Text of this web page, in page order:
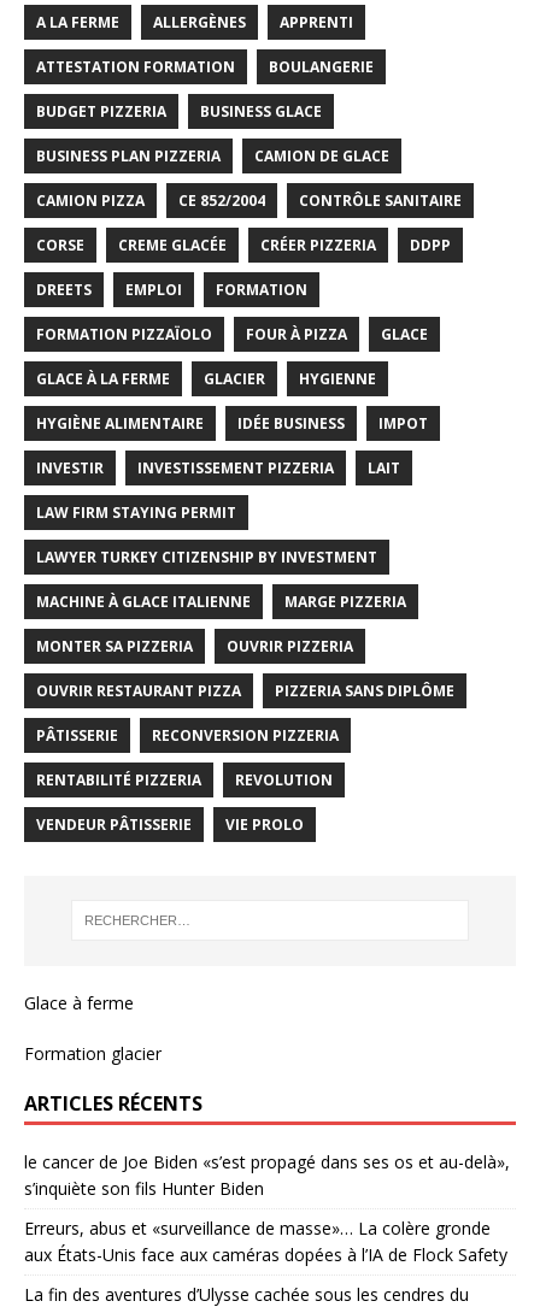
A LA FERME ALLERGÈNES APPRENTI
ATTESTATION FORMATION BOULANGERIE
BUDGET PIZZERIA BUSINESS GLACE
BUSINESS PLAN PIZZERIA CAMION DE GLACE
CAMION PIZZA CE 852/2004 CONTRÔLE SANITAIRE
CORSE CREME GLACÉE CRÉER PIZZERIA DDPP
DREETS EMPLOI FORMATION
FORMATION PIZZAÏOLO FOUR À PIZZA GLACE
GLACE À LA FERME GLACIER HYGIENNE
HYGIÈNE ALIMENTAIRE IDÉE BUSINESS IMPOT
INVESTIR INVESTISSEMENT PIZZERIA LAIT
LAW FIRM STAYING PERMIT
LAWYER TURKEY CITIZENSHIP BY INVESTMENT
MACHINE À GLACE ITALIENNE MARGE PIZZERIA
MONTER SA PIZZERIA OUVRIR PIZZERIA
OUVRIR RESTAURANT PIZZA PIZZERIA SANS DIPLÔME
PÂTISSERIE RECONVERSION PIZZERIA
RENTABILITÉ PIZZERIA REVOLUTION
VENDEUR PÂTISSERIE VIE PROLO
Glace à ferme
Formation glacier
ARTICLES RÉCENTS
le cancer de Joe Biden «s’est propagé dans ses os et au-delà»,
s’inquiète son fils Hunter Biden
Erreurs, abus et «surveillance de masse»… La colère gronde
aux États-Unis face aux caméras dopées à l’IA de Flock Safety
La fin des aventures d’Ulysse cachée sous les cendres du